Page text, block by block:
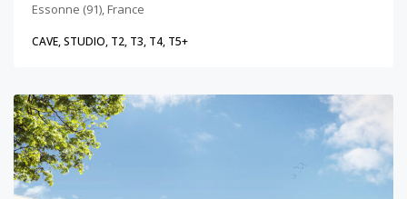
Essonne (91), France
CAVE, STUDIO, T2, T3, T4, T5+